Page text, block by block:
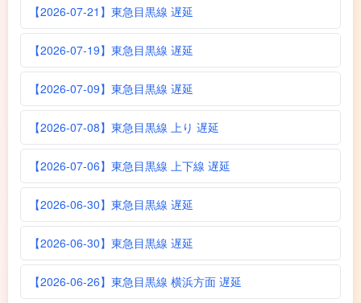
【2026-07-21】東急目黒線 遅延
【2026-07-19】東急目黒線 遅延
【2026-07-09】東急目黒線 遅延
【2026-07-08】東急目黒線 上り 遅延
【2026-07-06】東急目黒線 上下線 遅延
【2026-06-30】東急目黒線 遅延
【2026-06-30】東急目黒線 遅延
【2026-06-26】東急目黒線 横浜方面 遅延